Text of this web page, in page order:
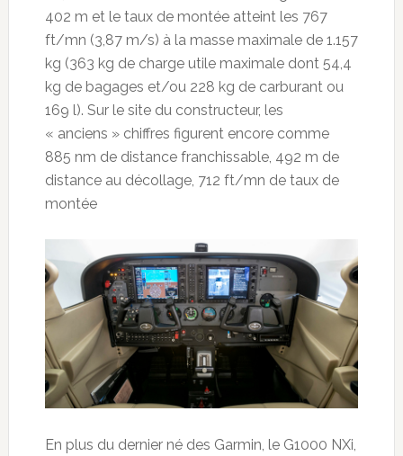
402 m et le taux de montée atteint les 767
ft/mn (3,87 m/s) à la masse maximale de 1.157
kg (363 kg de charge utile maximale dont 54,4
kg de bagages et/ou 228 kg de carburant ou
169 l). Sur le site du constructeur, les
« anciens » chiffres figurent encore comme
885 nm de distance franchissable, 492 m de
distance au décollage, 712 ft/mn de taux de
montée
En plus du dernier né des Garmin, le G1000 NXi,